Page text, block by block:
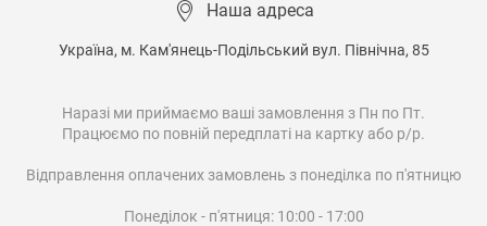
Наша адреса
Україна, м. Кам'янець-Подільський вул. Північна, 85
Наразі ми приймаємо ваші замовлення з Пн по Пт.
Працюємо по повній передплаті на картку або р/р.
Відправлення оплачених замовлень з понеділка по п'ятницю
Понеділок - п'ятниця: 10:00 - 17:00